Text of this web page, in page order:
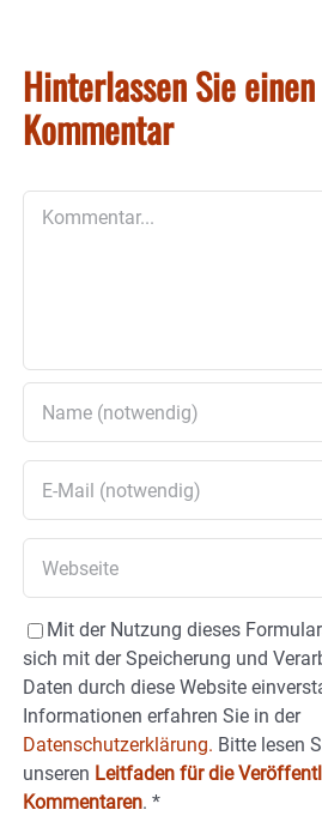
Hinterlassen Sie einen
Kommentar
Mit der Nutzung dieses
sich mit der Speicherung und
Daten durch diese Website
Informationen erfahren Sie in der
Datenschutzerklärung. Bitte lesen
unseren Leitfaden für die
Kommentaren. *